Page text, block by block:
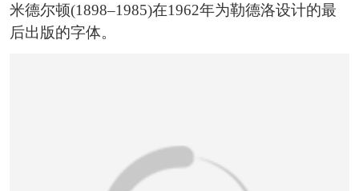
恭喜133****9020用户作品已成功备案！
米德尔顿(1898–1985)在1962年为勒德洛设计的最
后出版的字体。